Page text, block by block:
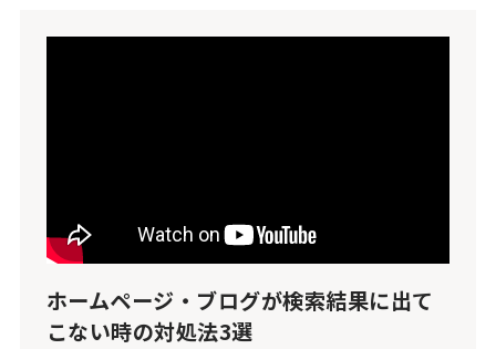
ホームページ・ブログが検索結果に出て
こない時の対処法3選